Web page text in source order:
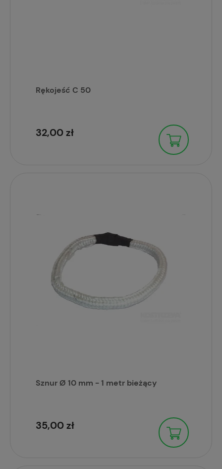
Rękojeść C 50
32,00 zł
Sznur Ø 10 mm - 1 metr bieżący
35,00 zł